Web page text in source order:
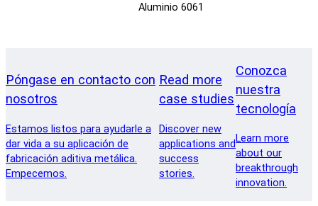
Aluminio 6061
Póngase en contacto con
nosotros
Estamos listos para ayudarle a
dar vida a su aplicación de
fabricación aditiva metálica.
Empecemos.
Read more
case studies
Discover new
applications and
success
stories.
Conozca
nuestra
tecnología
Learn more
about our
breakthrough
innovation.